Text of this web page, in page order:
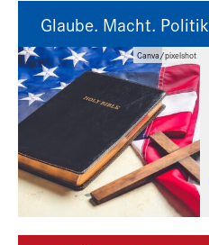
Canva/pixelshot
Glaube. Macht. Politik